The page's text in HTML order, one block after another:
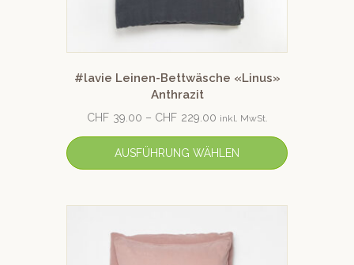
#lavie Leinen-Bettwäsche «Linus»
Anthrazit
CHF 39.00 – CHF 229.00 inkl. MwSt.
AUSFÜHRUNG WÄHLEN